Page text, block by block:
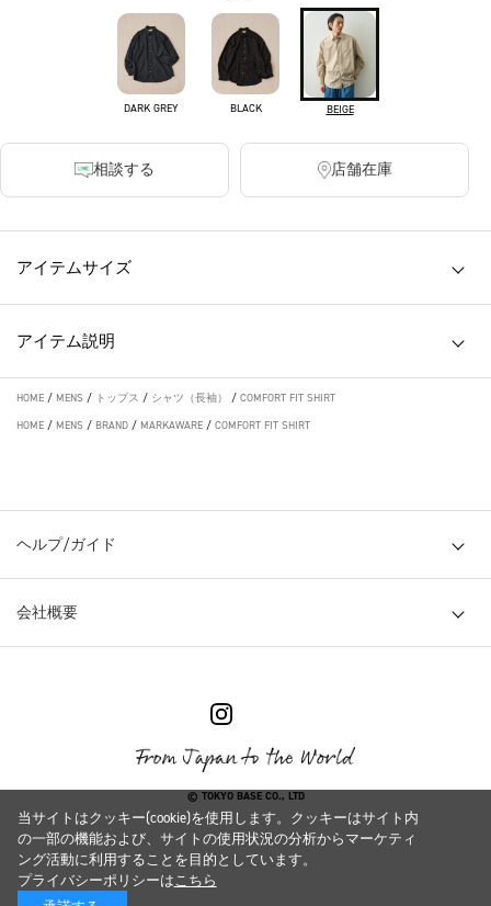
DARK GREY BLACK BEIGE
相談する 店舗在庫
アイテムサイズ
アイテム説明
HOME / MENS / トップス / シャツ（長袖） / COMFORT FIT SHIRT
HOME / MENS / BRAND / MARKAWARE / COMFORT FIT SHIRT
ヘルプ/ガイド
会社概要
© TOKYO BASE CO., LTD
当サイトはクッキー(cookie)を使用します。クッキーはサイト内
の一部の機能および、サイトの使用状況の分析からマーケティ
ング活動に利用することを目的としています。
プライバシーポリシーはこちら